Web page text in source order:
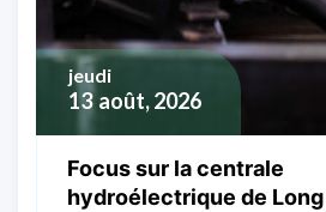
13 août, 2026
jeudi
Focus sur la centrale
hydroélectrique de Long